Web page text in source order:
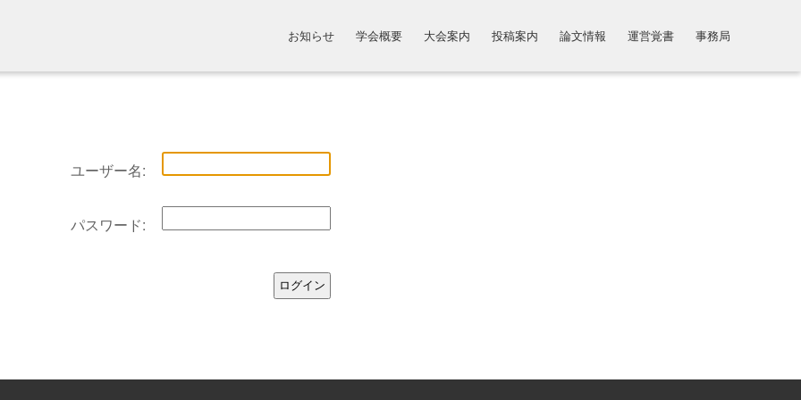
お知らせ 学会概要 大会案内 投稿案内 論文情報 運営覚書 事務局
ユーザー名:
パスワード: